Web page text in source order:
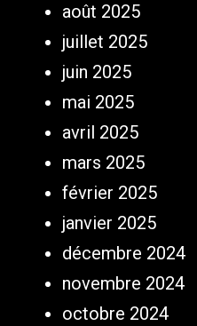
août 2025
juillet 2025
juin 2025
mai 2025
avril 2025
mars 2025
février 2025
janvier 2025
décembre 2024
novembre 2024
octobre 2024